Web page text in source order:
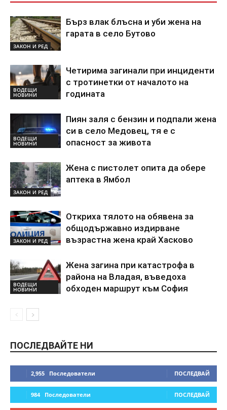
ЗАКОН И РЕД
Бърз влак блъсна и уби жена на
гарата в село Бутово
ВОДЕЩИ
НОВИНИ
Четирима загинали при инциденти
с тротинетки от началото на
годината
ВОДЕЩИ
НОВИНИ
Пиян заля с бензин и подпали жена
си в село Медовец, тя е с
опасност за живота
ЗАКОН И РЕД
Жена с пистолет опита да обере
аптека в Ямбол
ЗАКОН И РЕД
Откриха тялото на обявена за
общодържавно издирване
възрастна жена край Хасково
ВОДЕЩИ
НОВИНИ
Жена загина при катастрофа в
района на Владая, въведоха
обходен маршрут към София
ПОСЛЕДВАЙТЕ НИ
2,955 Последователи ПОСЛЕДВАЙ
984 Последователи ПОСЛЕДВАЙ